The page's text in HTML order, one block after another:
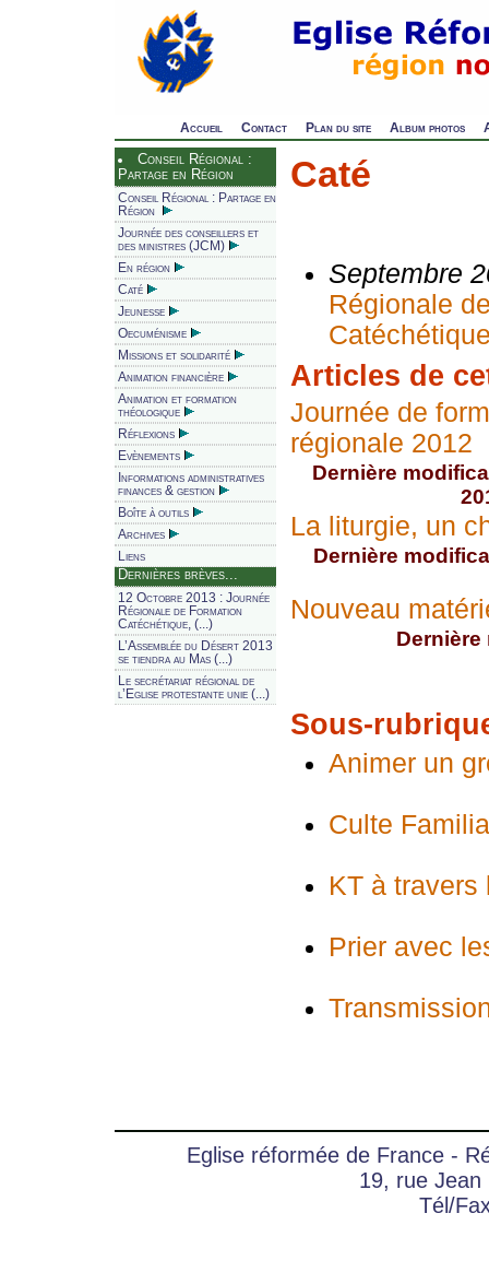
Accueil Contact Plan du site Album photos
Conseil Régional :
Partage en Région
Conseil Régional : Partage en
Région
Journée des conseillers et
des ministres (JCM)
En région
Caté
Jeunesse
Oecuménisme
Missions et solidarité
Animation financière
Animation et formation
théologique
Réflexions
Evènements
Informations administratives
finances & gestion
Boîte à outils
Archives
Liens
Dernières brèves...
12 Octobre 2013 : Journée
Régionale de Formation
Catéchétique, (...)
L’Assemblée du Désert 2013
se tiendra au Mas (...)
Le secrétariat régional de
l’Eglise protestante unie (...)
Caté
Septembre
Régionale
Articles de
Journée de
régionale 2012
Dernière
La liturgie, un
Dernière
Nouveau
Sous-
Animer un
Culte
KT à travers
Prier avec
Eglise réformée de France -
19, rue Jean
Tél/